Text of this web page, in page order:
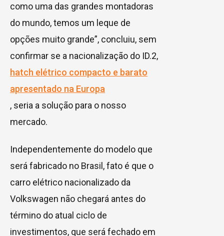
como uma das grandes montadoras
do mundo, temos um leque de
opções muito grande”, concluiu, sem
confirmar se a nacionalização do ID.2,
hatch elétrico compacto e barato
apresentado na Europa
, seria a solução para o nosso
mercado.
Independentemente do modelo que
será fabricado no Brasil, fato é que o
carro elétrico nacionalizado da
Volkswagen não chegará antes do
término do atual ciclo de
investimentos, que será fechado em